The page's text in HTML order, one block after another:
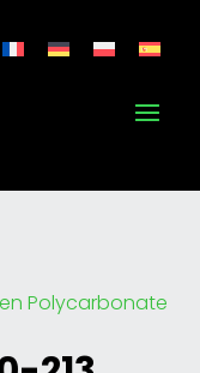
en Polycarbonate